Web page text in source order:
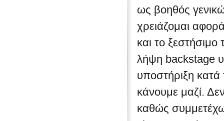
ως βοηθός
χρειάζομαι
και το
λήψη backstage
υποστήριξη
κάνουμε μαζί.
καθώς